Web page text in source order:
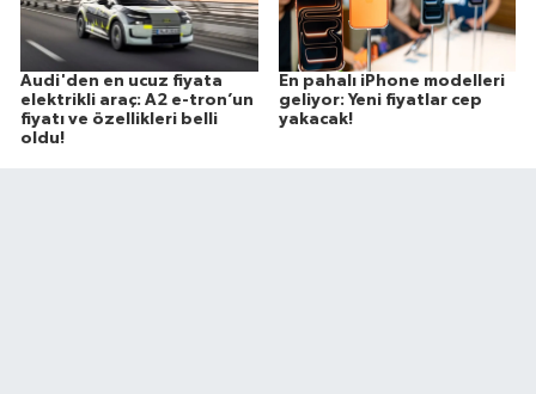
Audi'den en ucuz fiyata
elektrikli araç: A2 e-tron’un
fiyatı ve özellikleri belli
oldu!
En pahalı iPhone modelleri
geliyor: Yeni fiyatlar cep
yakacak!